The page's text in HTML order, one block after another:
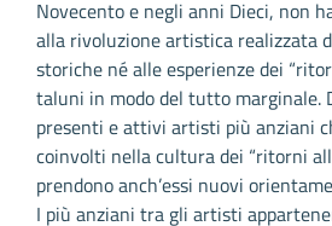
Novecento e negli anni Dieci, non
alla rivoluzione artistica realizzata
storiche né alle esperienze dei
taluni in modo del tutto marginale.
presenti e attivi artisti più anziani
coinvolti nella cultura dei “ritorni
prendono anch’essi nuovi
I più anziani tra gli artisti